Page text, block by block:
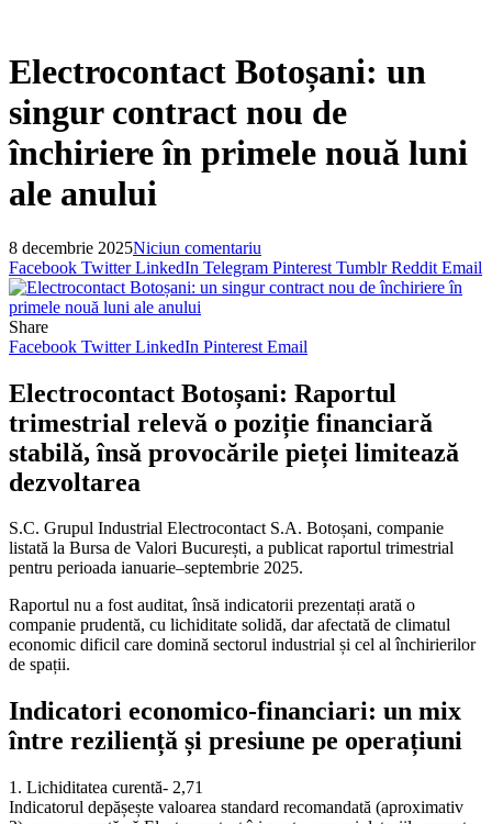
Electrocontact Botoșani: un
singur contract nou de
închiriere în primele nouă luni
ale anului
8 decembrie 2025Niciun comentariu
Facebook Twitter LinkedIn Telegram Pinterest Tumblr Reddit Email
Share
Facebook Twitter LinkedIn Pinterest Email
Electrocontact Botoșani: Raportul
trimestrial relevă o poziție financiară
stabilă, însă provocările pieței limitează
dezvoltarea
S.C. Grupul Industrial Electrocontact S.A. Botoșani, companie
listată la Bursa de Valori București, a publicat raportul trimestrial
pentru perioada ianuarie–septembrie 2025.
Raportul nu a fost auditat, însă indicatorii prezentați arată o
companie prudentă, cu lichiditate solidă, dar afectată de climatul
economic dificil care domină sectorul industrial și cel al închirierilor
de spații.
Indicatori economico-financiari: un mix
între reziliență și presiune pe operațiuni
1. Lichiditatea curentă- 2,71
Indicatorul depășește valoarea standard recomandată (aproximativ